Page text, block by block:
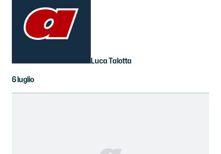
Luca Talotta
6 luglio